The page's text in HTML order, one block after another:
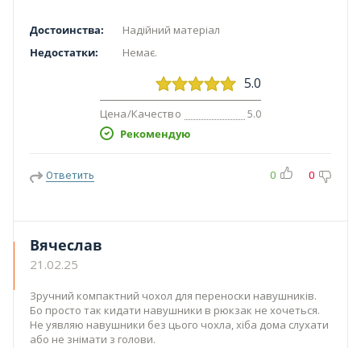
Достоинства:
Надійний матеріал
Недостатки:
Немає.
5.0
Цена/Качество 5.0
Рекомендую
Ответить 0 0
Вячеслав
21.02.25
Зручний компактний чохол для переноски навушників.
Бо просто так кидати навушники в рюкзак не хочеться.
Не уявляю навушники без цього чохла, хіба дома слухати
або не знімати з голови.